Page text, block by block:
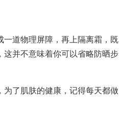
一道物理屏障，再上隔离霜，既
这并不意味着你可以省略防晒步
为了肌肤的健康，记得每天都做